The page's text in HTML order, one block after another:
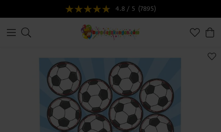
4.8 / 5 (7895)